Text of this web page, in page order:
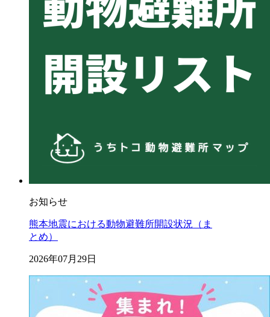
お知らせ
熊本地震における動物避難所開設状況（ま
とめ）
2026年07月29日